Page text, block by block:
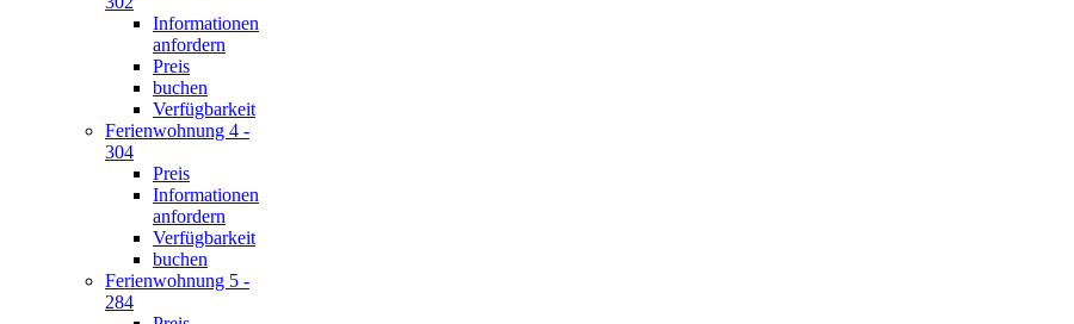
Informationen
anfordern
Preis
buchen
Verfügbarkeit
Ferienwohnung 4 -
304
Preis
Informationen
anfordern
Verfügbarkeit
buchen
Ferienwohnung 5 -
284